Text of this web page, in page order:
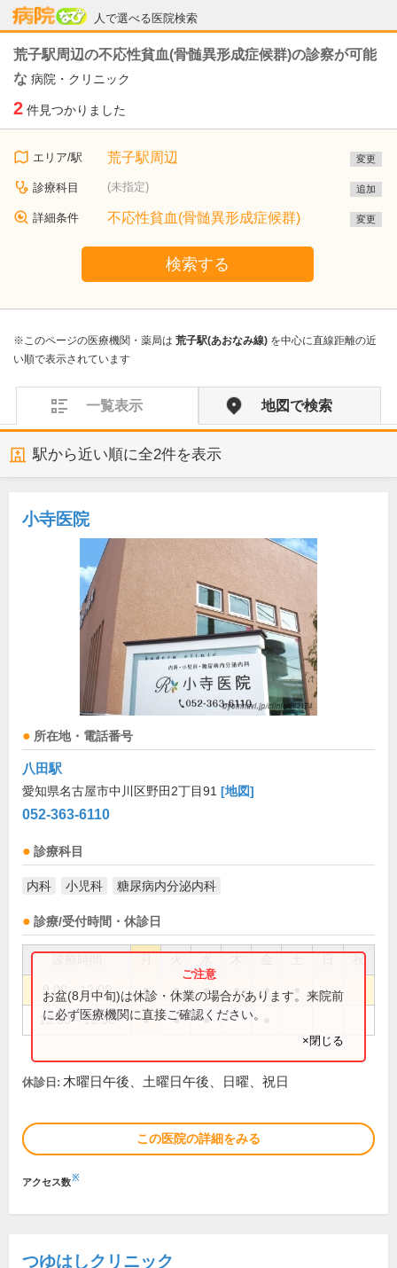
人で選べる医院検索
病院なび
荒子駅周辺の不応性貧血(骨髄異形成症候群)の診察が可能
な 病院・クリニック
2 件見つかりました
エリア/駅 荒子駅周辺 変更
診療科目 (未指定) 追加
詳細条件 不応性貧血(骨髄異形成症候群) 変更
検索する
※このページの医療機関・薬局は 荒子駅(あおなみ線) を中心に直線距離の近
い順で表示されています
一覧表示 地図で検索
駅から近い順に全2件を表示
小寺医院
所在地・電話番号
八田駅
愛知県名古屋市中川区野田2丁目91 [地図]
052-363-6110
診療科目
内科 小児科 糖尿病内分泌内科
診療/受付時間・休診日
祝
9:00～12:00 ● ● ● ● ●
13:30～16:30 ● ● ●
お盆(8月中旬)は休診・休業の場合があります。来院前
に必ず医療機関に直接ご確認ください。
×閉じる
休診日: 木曜日午後、土曜日午後、日曜、祝日
この医院の詳細をみる
アクセス数※
つゆはしクリニック